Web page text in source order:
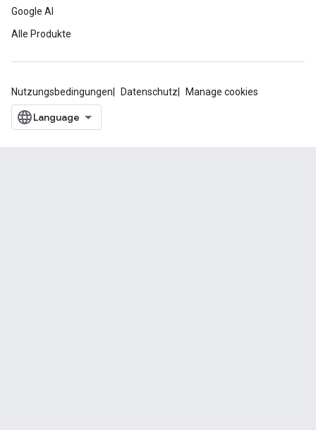
Google AI
Alle Produkte
Nutzungsbedingungen Datenschutz Manage cookies